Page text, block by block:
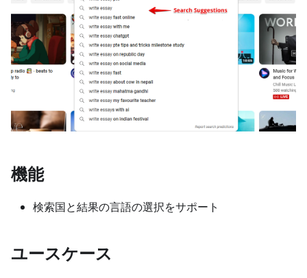
機能
検索国と結果の言語の選択をサポート
ユースケース